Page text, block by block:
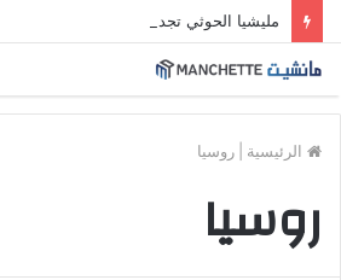
الرئيسية روسيا
روسيا